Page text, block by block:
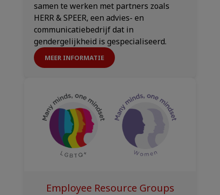
samen te werken met partners zoals
HERR & SPEER, een advies- en
communicatiebedrijf dat in
gendergelijkheid is gespecialiseerd.
MEER INFORMATIE
Employee Resource Groups